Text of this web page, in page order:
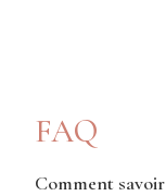
FAQ
Comment